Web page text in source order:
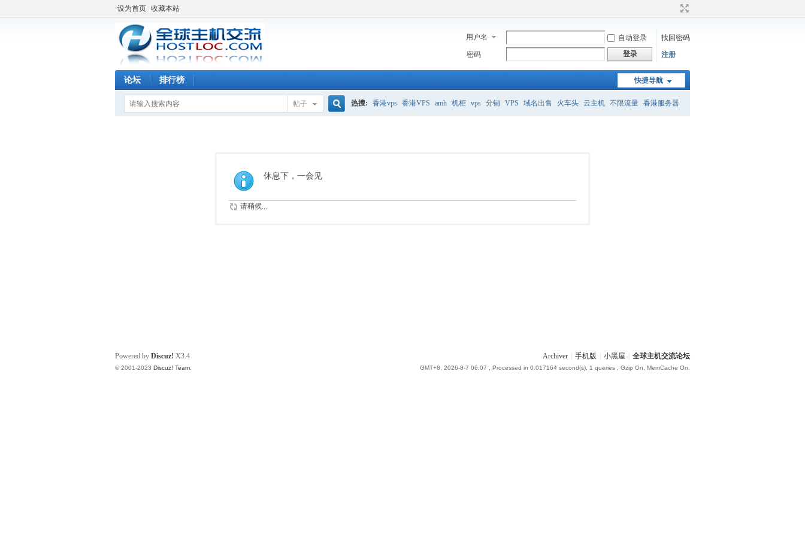
设为首页 收藏本站
用户名 自动登录
找回密码
密码
登录 注册
快捷导航
论坛 排行榜
帖子 热搜: 香港vps 香港VPS amh 机柜 vps 分销 VPS 域名出售 火车头 云主机 不限流量 香港服务器
休息下，一会见
请稍候...
Archiver 手机版 小黑屋 全球主机交流论坛
GMT+8, 2026-8-7 06:07 , Processed in 0.017164 second(s), 1 queries , Gzip On, MemCache On.
Powered by Discuz! X3.4
© 2001-2023 Discuz! Team